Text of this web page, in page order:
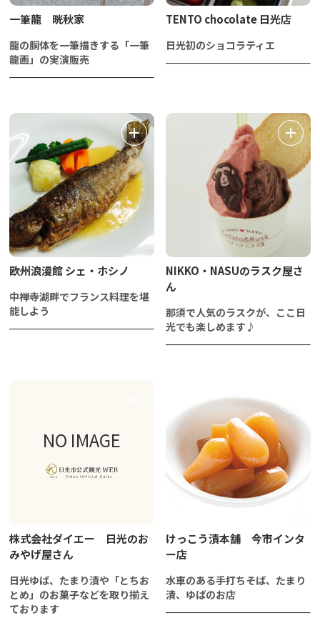
一筆龍 晄秋家
龍の胴体を一筆描きする「一筆
龍画」の実演販売
TENTO chocolate 日光店
日光初のショコラティエ
欧州浪漫館 シェ・ホシノ
中禅寺湖畔でフランス料理を堪
能しよう
NIKKO・NASUのラスク屋さ
ん
那須で人気のラスクが、ここ日
光でも楽しめます♪
NO IMAGE
株式会社ダイエー 日光のお
みやげ屋さん
日光ゆば、たまり漬や「とちお
とめ」のお菓子などを取り揃え
ております
けっこう漬本舗 今市インタ
ー店
水車のある手打ちそば、たまり
漬、ゆばのお店